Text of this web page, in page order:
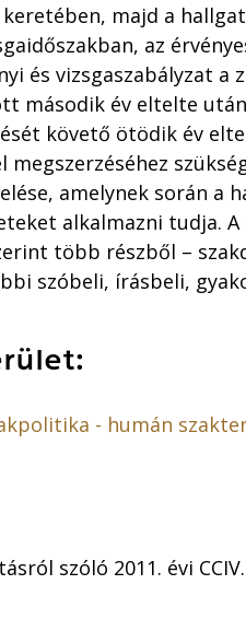
majd a
az
és vizsgaszabályzat
második év eltelte
követő ötödik év
megszerzéséhez
amelynek során
alkalmazni tudja.
több részből –
szóbeli, írásbeli,
- humán
szóló 2011. évi